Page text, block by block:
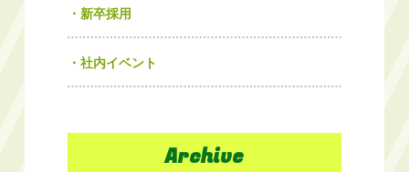
新卒採用
社内イベント
Archive